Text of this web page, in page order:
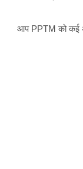
आप PPTM को कई